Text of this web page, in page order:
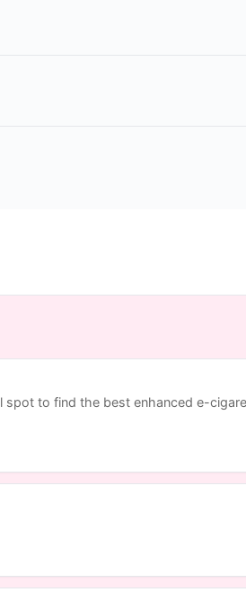
spot to find the best enhanced e-